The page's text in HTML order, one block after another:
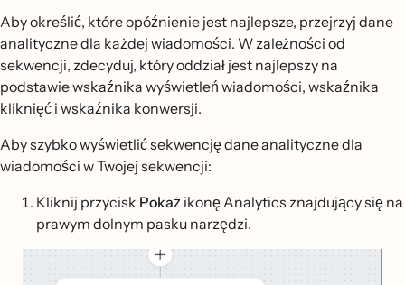
Aby określić, które opóźnienie jest najlepsze, przejrzyj dane
analityczne dla każdej wiadomości. W zależności od
sekwencji, zdecyduj, który oddział jest najlepszy na
podstawie wskaźnika wyświetleń wiadomości, wskaźnika
kliknięć i wskaźnika konwersji.
Aby szybko wyświetlić sekwencję dane analityczne dla
wiadomości w Twojej sekwencji:
Kliknij przycisk Pokaż ikonę Analytics znajdujący się na
prawym dolnym pasku narzędzi.